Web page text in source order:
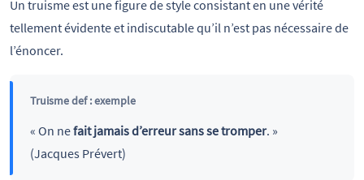
Un truisme est une figure de style consistant en une vérité
tellement évidente et indiscutable qu’il n’est pas nécessaire de
l’énoncer.
Truisme def : exemple
« On nefait jamais d’erreur sans se tromper. »
(Jacques Prévert)